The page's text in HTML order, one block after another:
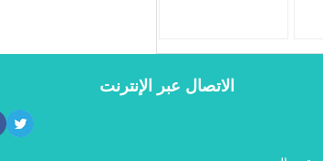
الاتصال عبر الإنترنت